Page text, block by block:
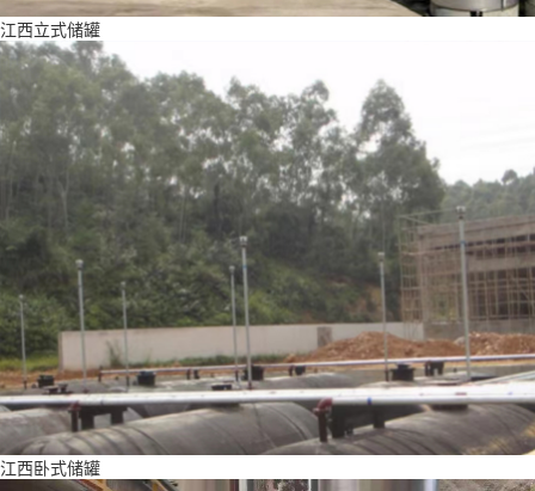
江西立式储罐
江西卧式储罐